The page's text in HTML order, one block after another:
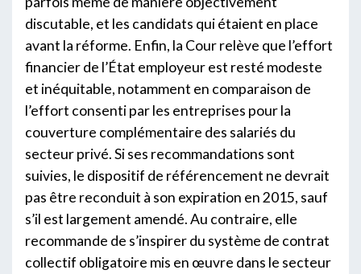
discutable, et les candidats qui étaient en place
avant la réforme. Enfin, la Cour relève que l’effort
financier de l’État employeur est resté modeste
et inéquitable, notamment en comparaison de
l’effort consenti par les entreprises pour la
couverture complémentaire des salariés du
secteur privé. Si ses recommandations sont
suivies, le dispositif de référencement ne devrait
pas être reconduit à son expiration en 2015, sauf
s’il est largement amendé. Au contraire, elle
recommande de s’inspirer du système de contrat
collectif obligatoire mis en œuvre dans le secteur